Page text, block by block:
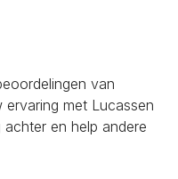
van
met Lucassen
en help andere